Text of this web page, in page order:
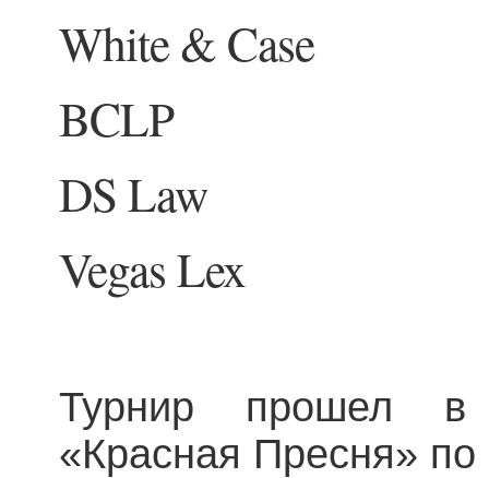
White & Case
BCLP
DS Law
Vegas Lex
Турнир прошел в
«Красная Пресня» по